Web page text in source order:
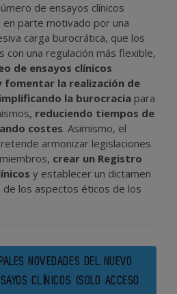
de ensayos clínicos
parte motivado por una
carga burocrática, que los
con una regulación más flexible,
de ensayos clínicos
la realización de
la burocracia para
reduciendo tiempos de
costes. Asimismo, el
armonizar legislaciones
crear un Registro
y establecer un dictamen
de los aspectos éticos de los
NOVEDADES DEL NUEVO
CLÍNICOS (SOLO ACCESO